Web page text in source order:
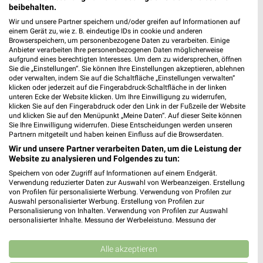
weekli - Prospekte & Angebote App
Alle Hörl Getränkemarkt Angebote immer griffbereit – mit der
kostenlosen weekli App für iOS & Android.
✔Standortgenaue Angebote
✔ Folge deinem Lieblingshändler
✔Push-Benachrichtigungen bei neuen Prospekten
✔Einkaufsliste - Einkauf stressfrei planen
JETZT LADEN UND SPAREN!
beibehalten.
Wir und unsere Partner speichern und/oder greifen auf Informationen auf
einem Gerät zu, wie z. B. eindeutige IDs in cookie und anderen
Browserspeichern, um personenbezogene Daten zu verarbeiten. Einige
Anbieter verarbeiten Ihre personenbezogenen Daten möglicherweise
aufgrund eines berechtigten Interesses. Um dem zu widersprechen, öffnen
Sie die „Einstellungen“. Sie können Ihre Einstellungen akzeptieren, ablehnen
oder verwalten, indem Sie auf die Schaltfläche „Einstellungen verwalten“
klicken oder jederzeit auf die Fingerabdruck-Schaltfläche in der linken
unteren Ecke der Website klicken. Um Ihre Einwilligung zu widerrufen,
klicken Sie auf den Fingerabdruck oder den Link in der Fußzeile der Website
und klicken Sie auf den Menüpunkt „Meine Daten“. Auf dieser Seite können
Sie Ihre Einwilligung widerrufen. Diese Entscheidungen werden unseren
Partnern mitgeteilt und haben keinen Einfluss auf die Browserdaten.
Wir und unsere Partner verarbeiten Daten, um die Leistung der
Website zu analysieren und Folgendes zu tun:
Speichern von oder Zugriff auf Informationen auf einem Endgerät.
Verwendung reduzierter Daten zur Auswahl von Werbeanzeigen. Erstellung
von Profilen für personalisierte Werbung. Verwendung von Profilen zur
Auswahl personalisierter Werbung. Erstellung von Profilen zur
Personalisierung von Inhalten. Verwendung von Profilen zur Auswahl
personalisierter Inhalte. Messung der Werbeleistung. Messung der
Kombinationen von Daten aus verschiedenen Quellen. Entwicklung und
Verbesserung der Angebote. Verwendung reduzierter Daten zur Auswahl
von Inhalten.
Alle akzeptieren